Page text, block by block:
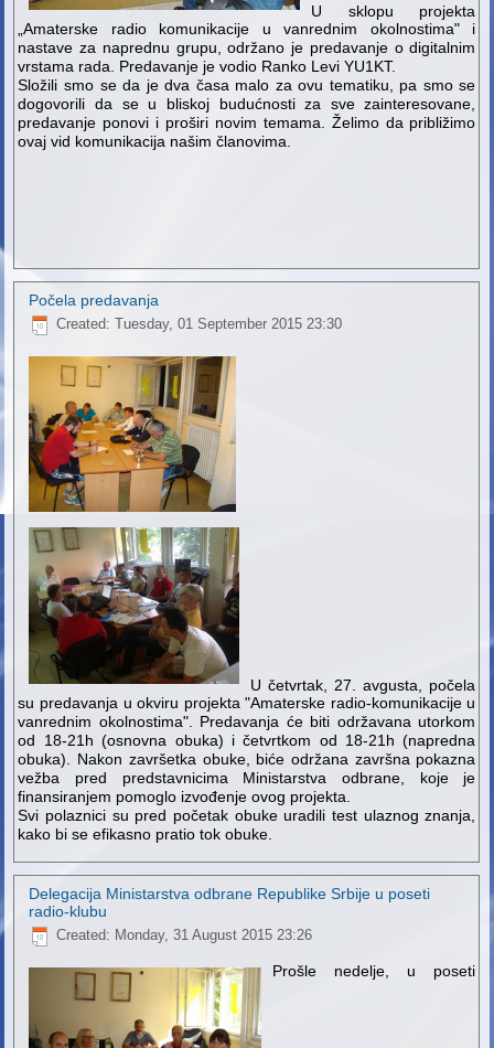
U sklopu projekta
„Amaterske radio komunikacije u vanrednim okolnostima" i
nastave za naprednu grupu, održano je predavanje o digitalnim
vrstama rada. Predavanje je vodio Ranko Levi YU1KT.
Složili smo se da je dva časa malo za ovu tematiku, pa smo se
dogovorili da se u bliskoj budućnosti za sve zainteresovane,
predavanje ponovi i proširi novim temama. Želimo da približimo
ovaj vid komunikacija našim članovima.
Počela predavanja
Created: Tuesday, 01 September 2015 23:30
U četvrtak, 27. avgusta, počela
su predavanja u okviru projekta "Amaterske radio-komunikacije u
vanrednim okolnostima". Predavanja će biti održavana utorkom
od 18-21h (osnovna obuka) i četvrtkom od 18-21h (napredna
obuka). Nakon završetka obuke, biće održana završna pokazna
vežba pred predstavnicima Ministarstva odbrane, koje je
finansiranjem pomoglo izvođenje ovog projekta.
Svi polaznici su pred početak obuke uradili test ulaznog znanja,
kako bi se efikasno pratio tok obuke.
Delegacija Ministarstva odbrane Republike Srbije u poseti
radio-klubu
Created: Monday, 31 August 2015 23:26
Prošle nedelje, u poseti